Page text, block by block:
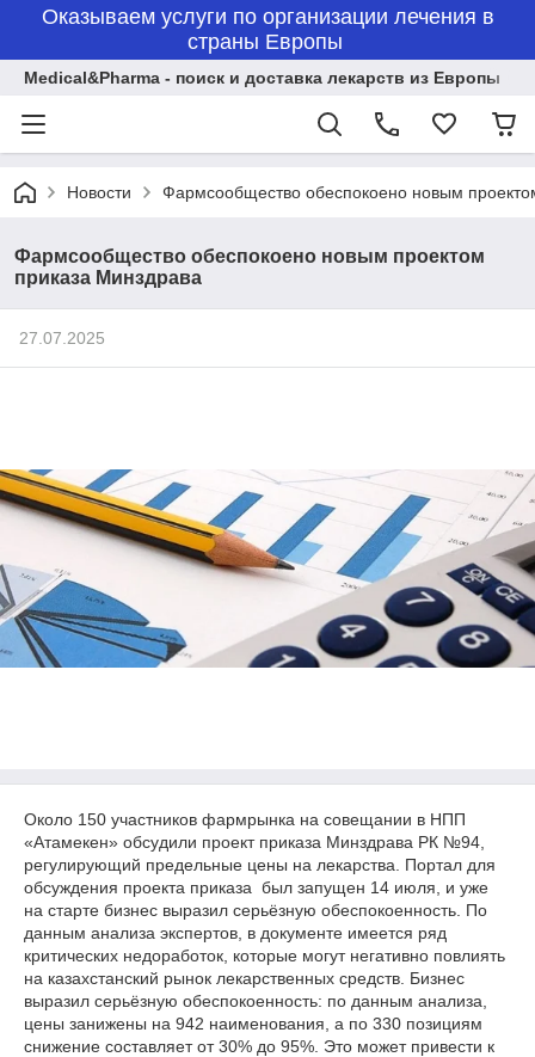
Оказываем услуги по организации лечения в
страны Европы
Medical&Pharma - поиск и доставка лекарств из Европы
Новости Фармсообщество обеспокоено новым
Фармсообщество обеспокоено новым проектом
приказа Минздрава
27.07.2025
Около 150 участников фармрынка на совещании в НПП
«Атамекен» обсудили проект приказа Минздрава РК №94,
регулирующий предельные цены на лекарства. Портал для
обсуждения проекта приказа был запущен 14 июля, и уже
на старте бизнес выразил серьёзную обеспокоенность. По
данным анализа экспертов, в документе имеется ряд
критических недоработок, которые могут негативно повлиять
на казахстанский рынок лекарственных средств. Бизнес
выразил серьёзную обеспокоенность: по данным анализа,
цены занижены на 942 наименования, а по 330 позициям
снижение составляет от 30% до 95%. Это может привести к